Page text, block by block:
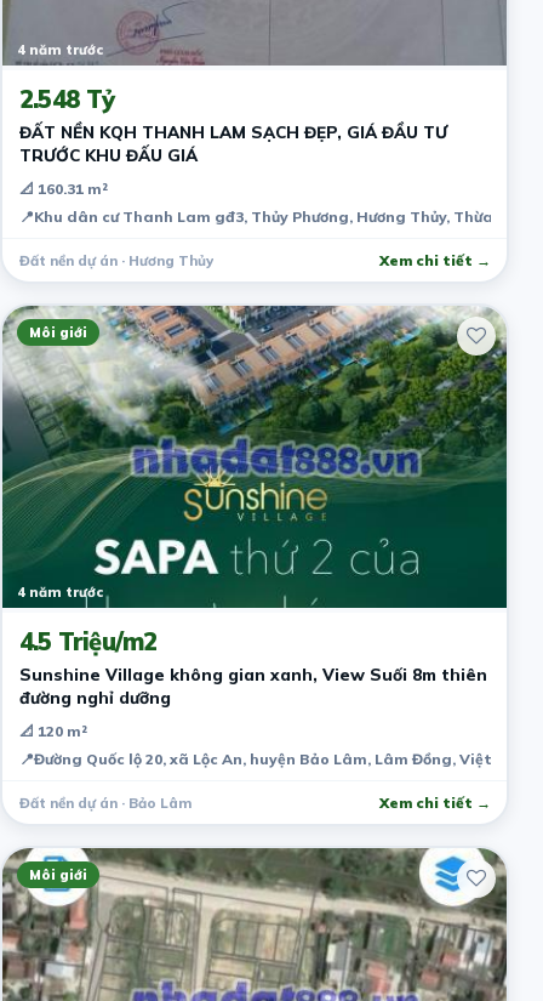
4 năm trước
2.548 Tỷ
ĐẤT NỀN KQH THANH LAM SẠCH ĐẸP, GIÁ ĐẦU TƯ
TRƯỚC KHU ĐẤU GIÁ
📐 160.31 m²
📍Khu dân cư Thanh Lam gđ3, Thủy Phương, Hương Thủy, Thừa Thiên
Đất nền dự án · Hương Thủy Xem chi tiết →
Môi giới
4 năm trước
4.5 Triệu/m2
Sunshine Village không gian xanh, View Suối 8m thiên
đường nghỉ dưỡng
📐 120 m²
📍Đường Quốc lộ 20, xã Lộc An, huyện Bảo Lâm, Lâm Đồng, Việt Nam
Đất nền dự án · Bảo Lâm Xem chi tiết →
Môi giới